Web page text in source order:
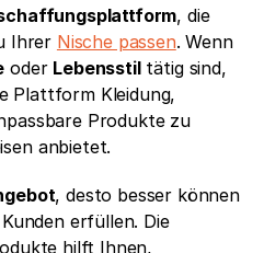
, die
Ihrer Nische passen. Wenn
oder Lebensstil tätig sind,
Plattform Kleidung,
Produkte zu
anbietet.
, desto besser können
erfüllen. Die